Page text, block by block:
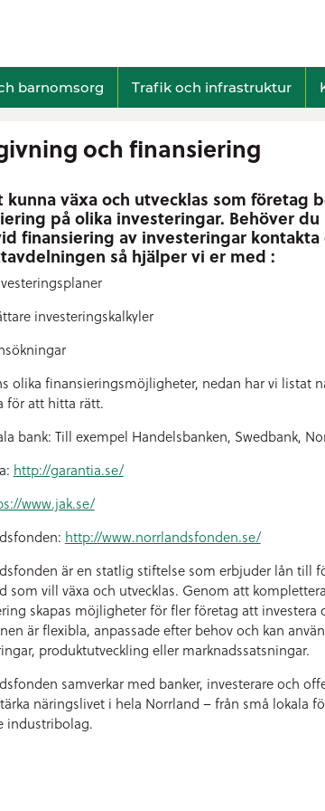
barnomsorg Trafik och infrastruktur
och finansiering
kunna växa och utvecklas som företag
på olika investeringar. Behöver du
finansiering av investeringar kontakta
så hjälper vi er med :
investeringskalkyler
olika finansieringsmöjligheter, nedan har vi listat
för att hitta rätt.
bank: Till exempel Handelsbanken, Swedbank,
http://garantia.se/
www.jak.se/
http://www.norrlandsfonden.se/
är en statlig stiftelse som erbjuder lån till
som vill växa och utvecklas. Genom att
skapas möjligheter för fler företag att investera
är flexibla, anpassade efter behov och kan
produktutveckling eller marknadssatsningar.
samverkar med banker, investerare och
näringslivet i hela Norrland – från små lokala
industribolag.